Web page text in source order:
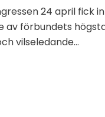
24 april fick
av förbundets
vilseledande…